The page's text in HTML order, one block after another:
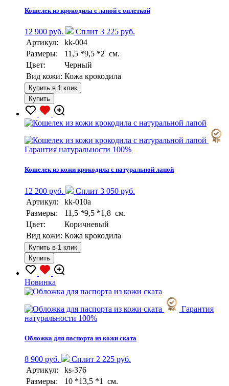
Кошелек из крокодила с лапой с оплеткой
12 900 руб.
Сплит 3 225 руб.
Артикул:
kk-004
Размеры:
11,5 *9,5 *2 см.
Цвет:
Черный
Вид кожи: Кожа крокодила
Купить в 1 клик
Купить
Гарантия натуральности 100%
Кошелек из кожи крокодила с натуральной лапой
12 200 руб.
Сплит 3 050 руб.
Артикул:
kk-010a
Размеры:
11,5 *9,5 *1,8 см.
Цвет:
Коричневый
Вид кожи: Кожа крокодила
Купить в 1 клик
Купить
Новинка
Гарантия
натуральности 100%
Обложка для паспорта из кожи ската
8 900 руб.
Сплит 2 225 руб.
Артикул:
ks-376
Размеры:
10 *13,5 *1 см.